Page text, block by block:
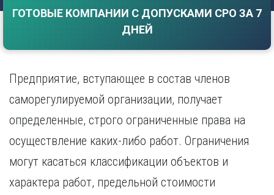
Екатеринбург
И
Иваново
Иркутск
К
Калининград
Калуга
Кемерово
Краснодар
Сочи
Тверь
Томск
Тула
Тюмень
У
Ульяновск
ГОТОВЫЕ КОМПАНИИ С ДОПУСКАМИ СРО ЗА 7
ДНЕЙ
Предприятие, вступающее в состав членов
саморегулируемой организации, получает
определенные, строго ограниченные права на
осуществление каких-либо работ. Ограничения
могут касаться классификации объектов и
характера работ, предельной стоимости